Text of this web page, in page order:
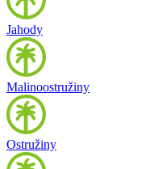
Jahody
Malinoostružiny
Ostružiny